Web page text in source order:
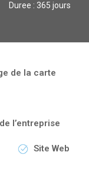
Duree : 365 jours
de la carte
l’entreprise
Site Web